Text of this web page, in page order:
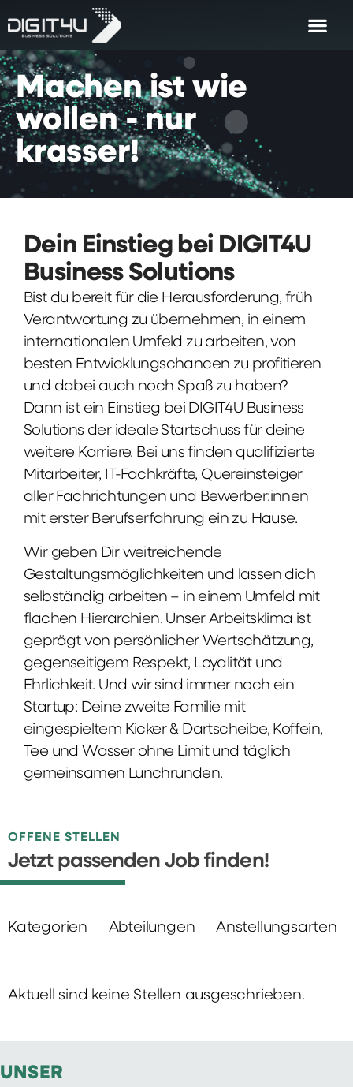
Machen ist wie
wollen - nur
krasser!
Dein Einstieg bei DIGIT4U
Business Solutions
Bist du bereit für die Herausforderung, früh
Verantwortung zu übernehmen, in einem
internationalen Umfeld zu arbeiten, von
besten Entwicklungschancen zu profitieren
und dabei auch noch Spaß zu haben?
Dann ist ein Einstieg bei DIGIT4U Business
Solutions der ideale Startschuss für deine
weitere Karriere. Bei uns finden qualifizierte
Mitarbeiter, IT-Fachkräfte, Quereinsteiger
aller Fachrichtungen und Bewerber:innen
mit erster Berufserfahrung ein zu Hause.
Wir geben Dir weitreichende
Gestaltungsmöglichkeiten und lassen dich
selbständig arbeiten – in einem Umfeld mit
flachen Hierarchien. Unser Arbeitsklima ist
geprägt von persönlicher Wertschätzung,
gegenseitigem Respekt, Loyalität und
Ehrlichkeit. Und wir sind immer noch ein
Startup: Deine zweite Familie mit
eingespieltem Kicker & Dartscheibe, Koffein,
Tee und Wasser ohne Limit und täglich
gemeinsamen Lunchrunden.
OFFENE STELLEN
Jetzt passenden Job finden!
Kategorien Abteilungen Anstellungsarten
Aktuell sind keine Stellen ausgeschrieben.
UNSER